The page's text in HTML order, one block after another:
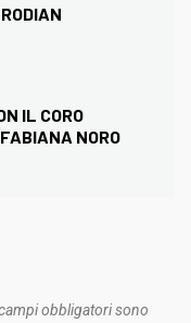
IL CORO
NORO
obbligatori sono